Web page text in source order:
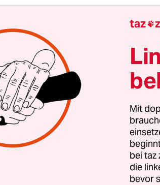
Man zeigt sich
Erbschaftsteuer könne Anfang
Fraktionschef Peter Struck am
auch am Montagabend nach
nicht einigen konnte, erwarten
Kauder einen Kompromiss bis
taz 
Mit
bei taz
die
bevor